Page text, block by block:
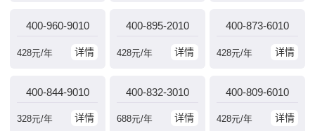
400-960-9010
详情
428元/年
400-895-2010
详情
428元/年
400-873-6010
详情
428元/年
400-844-9010
详情
328元/年
400-832-3010
详情
688元/年
400-809-6010
详情
428元/年